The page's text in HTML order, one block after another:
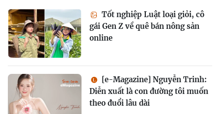
Tốt nghiệp Luật loại giỏi, cô
gái Gen Z về quê bán nông sản
online
[e-Magazine] Nguyễn Trinh:
Diễn xuất là con đường tôi muốn
theo đuổi lâu dài